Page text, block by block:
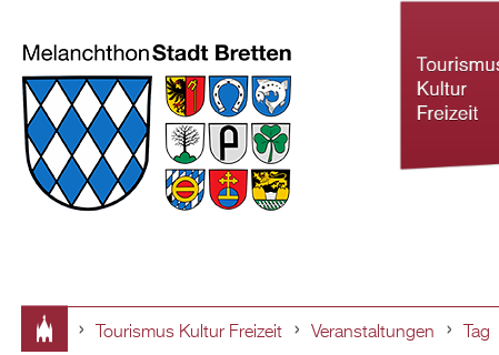
Tourismus Kultur Freizeit Veranstaltungen Tag